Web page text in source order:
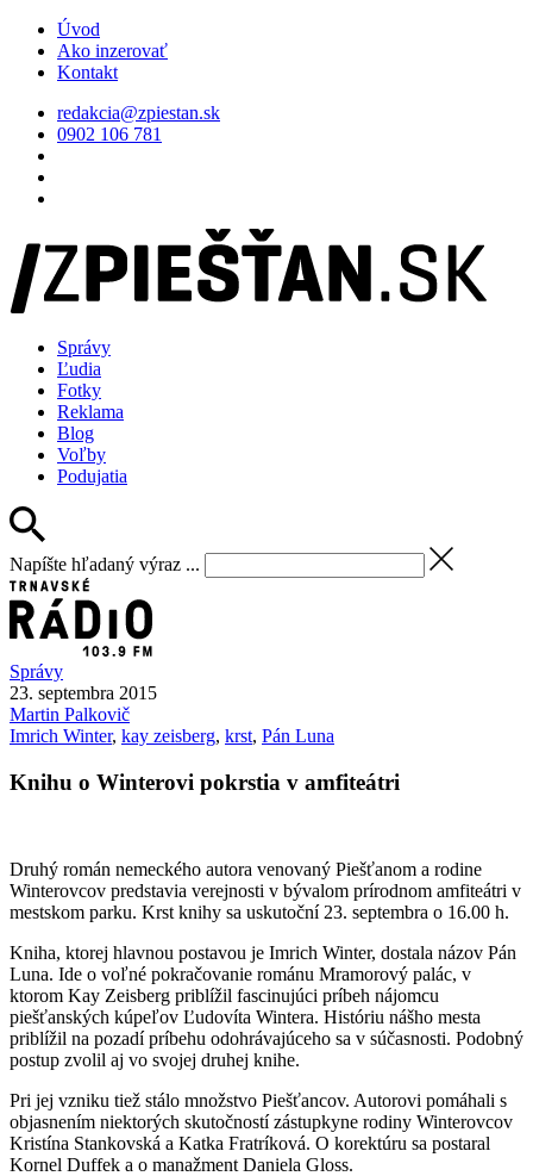
Úvod
Ako inzerovať
Kontakt
redakcia@zpiestan.sk
0902 106 781
Správy
Ľudia
Fotky
Reklama
Blog
Voľby
Podujatia
Napíšte hľadaný výraz ...
Správy
23. septembra 2015
Martin Palkovič
Imrich Winter, kay zeisberg, krst, Pán Luna
Knihu o Winterovi pokrstia v amfiteátri
Druhý román nemeckého autora venovaný Piešťanom a rodine
Winterovcov predstavia verejnosti v bývalom prírodnom amfiteátri v
mestskom parku. Krst knihy sa uskutoční 23. septembra o 16.00 h.
Kniha, ktorej hlavnou postavou je Imrich Winter, dostala názov Pán
Luna. Ide o voľné pokračovanie románu Mramorový palác, v
ktorom Kay Zeisberg priblížil fascinujúci príbeh nájomcu
piešťanských kúpeľov Ľudovíta Wintera. Históriu nášho mesta
priblížil na pozadí príbehu odohrávajúceho sa v súčasnosti. Podobný
postup zvolil aj vo svojej druhej knihe.
Pri jej vzniku tiež stálo množstvo Piešťancov. Autorovi pomáhali s
objasnením niektorých skutočností zástupkyne rodiny Winterovcov
Kristína Stankovská a Katka Fratríková. O korektúru sa postaral
Kornel Duffek a o manažment Daniela Gloss.